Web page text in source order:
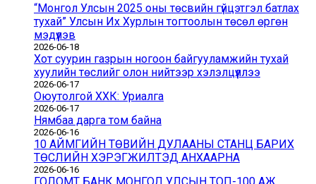
“Монгол Улсын 2025 оны төсвийн гүйцэтгэл батлах
тухай” Улсын Их Хурлын тогтоолын төсөл өргөн
мэдүүлэв
2026-06-18
Хот суурин газрын ногоон байгууламжийн тухай
хуулийн төслийг олон нийтээр хэлэлцүүллээ
2026-06-17
Оюутолгой ХХК: Уриалга
2026-06-17
Нямбаа дарга том байна
2026-06-16
10 АЙМГИЙН ТӨВИЙН ДУЛААНЫ СТАНЦ БАРИХ
ТӨСЛИЙН ХЭРЭГЖИЛТЭД АНХААРНА
2026-06-16